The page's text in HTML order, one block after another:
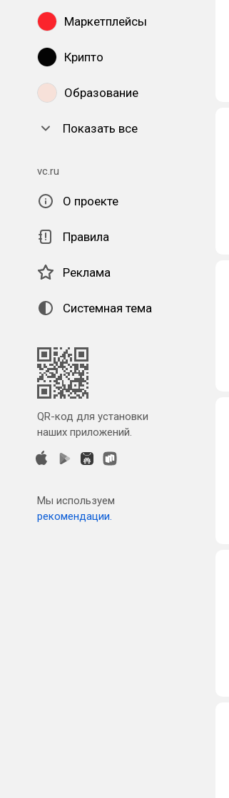
Маркетплейсы
Крипто
Образование
Показать все
vc.ru
О проекте
Правила
Реклама
Системная тема
QR-код для установки
наших приложений.
Мы используем
рекомендации.